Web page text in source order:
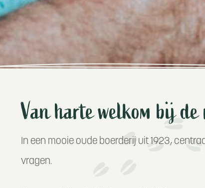
Van harte welkom bij
In een mooie oude boerderij uit 1923,
vragen.